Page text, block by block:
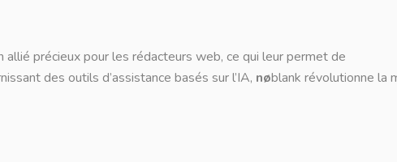
allié précieux pour les rédacteurs web, ce qui leur permet de
des outils d’assistance basés sur l’IA, nøblank révolutionne la